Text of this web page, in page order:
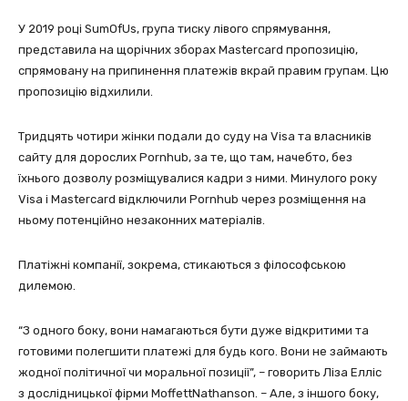
У 2019 році SumOfUs, група тиску лівого спрямування,
представила на щорічних зборах Mastercard пропозицію,
спрямовану на припинення платежів вкрай правим групам. Цю
пропозицію відхилили.
Тридцять чотири жінки подали до суду на Visa та власників
сайту для дорослих Pornhub, за те, що там, начебто, без
їхнього дозволу розміщувалися кадри з ними. Минулого року
Visa і Mastercard відключили Pornhub через розміщення на
ньому потенційно незаконних матеріалів.
Платіжні компанії, зокрема, стикаються з філософською
дилемою.
“З одного боку, вони намагаються бути дуже відкритими та
готовими полегшити платежі для будь кого. Вони не займають
жодної політичної чи моральної позиції”, – говорить Ліза Елліс
з дослідницької фірми MoffettNathanson. – Але, з іншого боку,